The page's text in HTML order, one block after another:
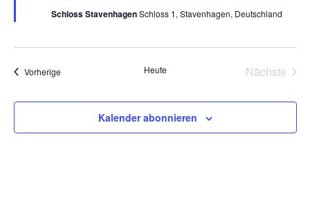
Schloss StavenhagenSchloss 1, Stavenhagen, Deutschland
VorherigeVeranstaltungen Heute Nächste
Kalender abonnieren